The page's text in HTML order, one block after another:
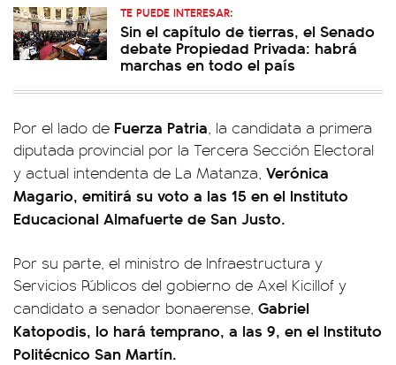
TE PUEDE INTERESAR:
Sin el capítulo de tierras, el Senado
debate Propiedad Privada: habrá
marchas en todo el país
Por el lado de Fuerza Patria, la candidata a primera
diputada provincial por la Tercera Sección Electoral
y actual intendenta de La Matanza, Verónica
Magario, emitirá su voto a las 15 en el Instituto
Educacional Almafuerte de San Justo.
Por su parte, el ministro de Infraestructura y
Servicios Públicos del gobierno de Axel Kicillof y
candidato a senador bonaerense, Gabriel
Katopodis, lo hará temprano, a las 9, en el Instituto
Politécnico San Martín.